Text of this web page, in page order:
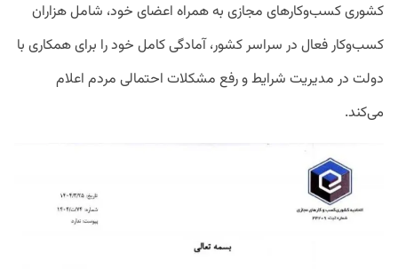
کشوری کسب‌وکارهای مجازی به همراه اعضای خود، شامل هزاران
کسب‌وکار فعال در سراسر کشور، آمادگی کامل خود را برای همکاری با
دولت در مدیریت شرایط و رفع مشکلات احتمالی مردم اعلام
می‌‌کند.